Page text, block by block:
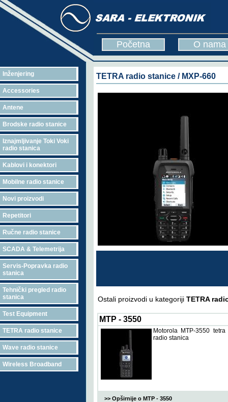
Početna O nama
Inženjering
Accessories
Antene
Brodske radio stanice
Iznajmljivanje Toki Voki
radio stanica
Kablovi i konektori
Mobilne radio stanice
Novi proizvodi
Repetitori
Ručne radio stanice
SCADA & Telemetrija
Servis-Popravka radio
stanica
Tehnički pregled radio
stanica
Test Equipment
TETRA radio stanice
Wave radio stanice
Wireless Broadband
TETRA radio stanice / MXP-660
Ostali proizvodi u kategoriji TETRA
MTP - 3550
Motorola MTP-3550 tetra
radio stanica
>> Opširnije o MTP - 3550